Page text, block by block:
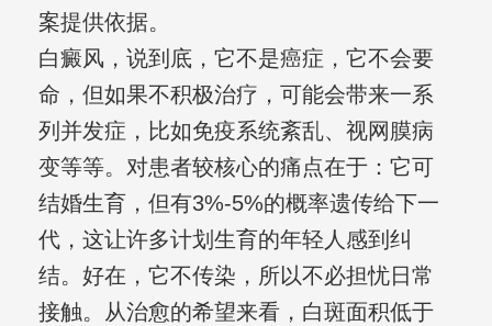
案提供依据。
白癜风，说到底，它不是癌症，它不会要
命，但如果不积极治疗，可能会带来一系
列并发症，比如免疫系统紊乱、视网膜病
变等等。对患者较核心的痛点在于：它可
结婚生育，但有3%-5%的概率遗传给下一
代，这让许多计划生育的年轻人感到纠
结。好在，它不传染，所以不必担忧日常
接触。从治愈的希望来看，白斑面积低于